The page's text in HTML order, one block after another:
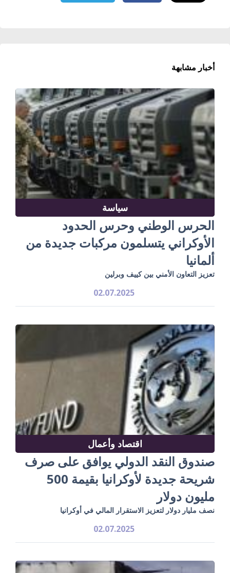
أخبار مشابهة
سياسة
الحرس الوطني وحرس الحدود
الأوكراني يتسلمون مركبات جديدة من
ألمانيا
تعزيز التعاون الأمني بين كييف وبرلين
02.07.2025
اقتصاد وأعمال
صندوق النقد الدولي يوافق على صرف
شريحة جديدة لأوكرانيا بقيمة 500
مليون دولار
نصف مليار دولار لتعزيز الاستقرار المالي في أوكرانيا
02.07.2025